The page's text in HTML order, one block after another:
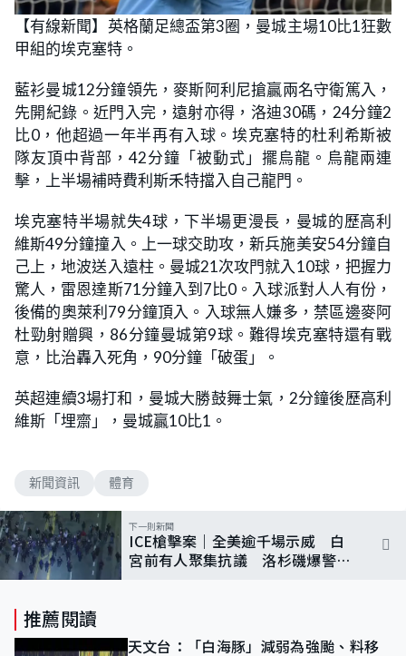
【有線新聞】英格蘭足總盃第3圈，曼城主場10比1狂數
甲組的埃克塞特。
藍衫曼城12分鐘領先，麥斯阿利尼搶贏兩名守衛篤入，
先開紀錄。近門入完，遠射亦得，洛迪30碼，24分鐘2
比0，他超過一年半再有入球。埃克塞特的杜利希斯被
隊友頂中背部，42分鐘「被動式」擺烏龍。烏龍兩連
擊，上半場補時費利斯禾特擋入自己龍門。
埃克塞特半場就失4球，下半場更漫長，曼城的歷高利
維斯49分鐘撞入。上一球交助攻，新兵施美安54分鐘自
己上，地波送入遠柱。曼城21次攻門就入10球，把握力
驚人，雷恩達斯71分鐘入到7比0。入球派對人人有份，
後備的奧萊利79分鐘頂入。入球無人嫌多，禁區邊麥阿
杜勁射贈興，86分鐘曼城第9球。難得埃克塞特還有戰
意，比治轟入死角，90分鐘「破蛋」。
英超連續3場打和，曼城大勝鼓舞士氣，2分鐘後歷高利
維斯「埋齋」，曼城贏10比1。
新聞資訊 體育
下一則新聞
ICE槍擊案｜全美逾千場示威 白
宮前有人聚集抗議 洛杉磯爆警民
推薦閱讀
天文台：「白海豚」減弱為強颱、料移